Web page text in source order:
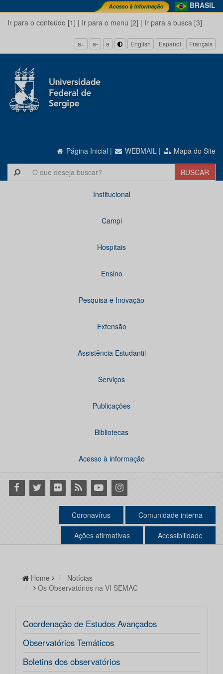
BRASIL
Ir para o conteúdo [1] | Ir para o menu [2] | Ir para a busca [3]
a+ a- a English Español Français
Página Inicial | WEBMAIL | Mapa do Site
Institucional
Campi
Hospitais
Ensino
Pesquisa e Inovação
Extensão
Assistência Estudantil
Serviços
Publicações
Bibliotecas
Acesso à informação
Facebook
Twitter Flickr RSS YoutubeInstagram
Coronavírus Comunidade interna
Ações afirmativas Acessibilidade
Home
Notícias
Os Observatórios na VI SEMAC
Coordenação de Estudos Avançados
Observatórios Temáticos
Boletins dos observatórios